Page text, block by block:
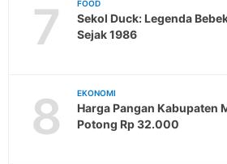
7 FOOD
Sekol Duck: Legenda
Sejak 1986
8 EKONOMI
Harga Pangan Kabupaten
Potong Rp 32.000